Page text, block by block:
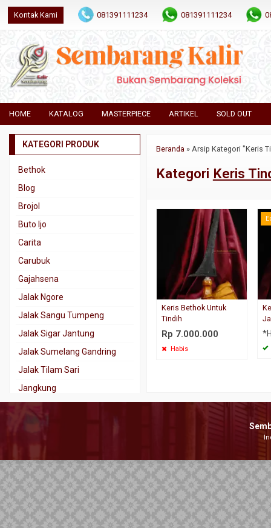
Kontak Kami 081391111234 081391111234
HOME KATALOG MASTERPIECE ARTIKEL SOLD OUT
Beranda» Arsip Kategori "Keris
Kategori Keris
Keris Bethok Untuk
Tindih
Rp 7.000.000
Habis
KATEGORI PRODUK
Bethok
Blog
Brojol
Buto Ijo
Carita
Carubuk
Gajahsena
Jalak Ngore
Jalak Sangu Tumpeng
Jalak Sigar Jantung
Jalak Sumelang Gandring
Jalak Tilam Sari
Jangkung
Jaran Goyang
Kala Nadhah
Karno Tanding
Kebo Kantong
Kebo Lajer
Keris Tindih